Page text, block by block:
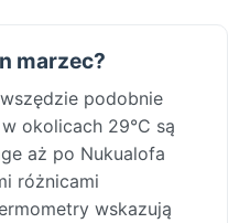
marzec?
podobnie
okolicach 29°C są
aż po Nukualofa
różnicami
wskazują